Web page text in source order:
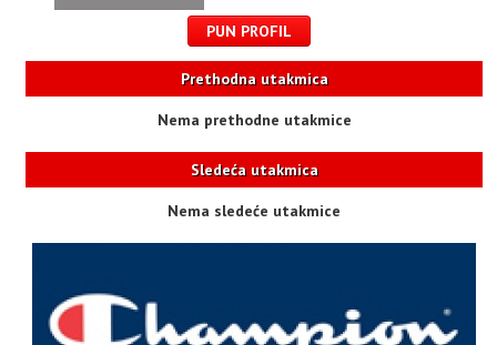
PUN PROFIL
Prethodna utakmica
Nema prethodne utakmice
Sledeća utakmica
Nema sledeće utakmice